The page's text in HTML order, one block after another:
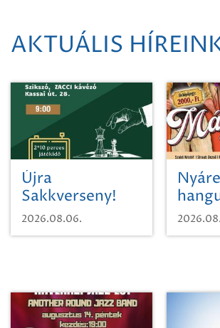
AKTUÁLIS
Újra
Sakkverseny!
2026.08.06.